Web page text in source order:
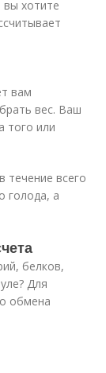
вы хотите
вам
вес. Ваш
того или
всего
голода, а
белков,
Для
обмена